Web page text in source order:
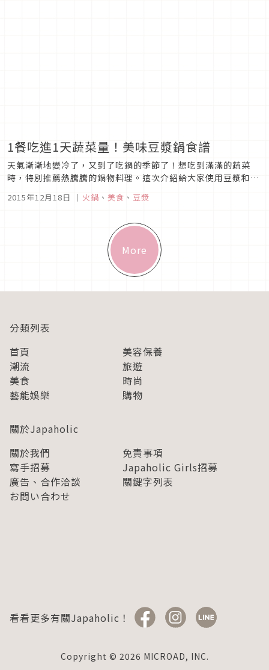
1餐吃進1天蔬菜量！美味豆漿鍋食譜
天氣漸漸地變冷了，又到了吃鍋的季節了！想吃到滿滿的蔬菜
時，特別推薦熱騰騰的鍋物料理。這次介紹給大家使用豆漿和芝
2015年12月18日 ｜ 火鍋 、 美食 、 豆漿
More
分類列表
首頁
美容保養
潮流
旅遊
美食
時尚
藝能娛樂
購物
關於Japaholic
關於我們
免責事項
寫手招募
Japaholic Girls招募
廣告、合作洽談
關鍵字列表
お問い合わせ
看看更多有關Japaholic！
Copyright © 2026 MICROAD, INC.